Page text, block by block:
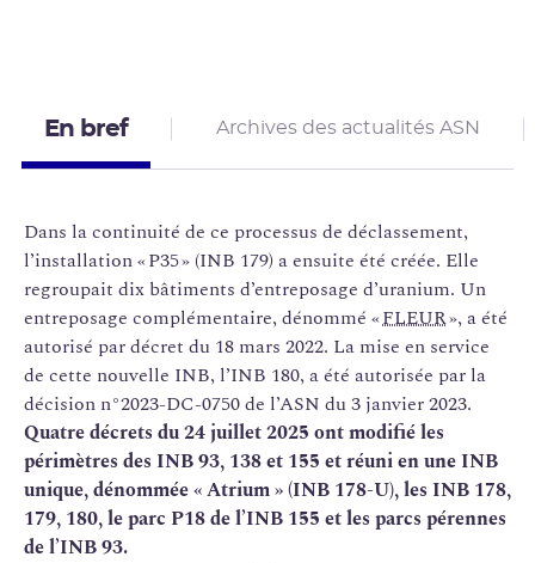
En bref Archives des actualités ASN
Dans la continuité de ce processus de déclassement,
l’installation « P35 » (INB 179) a ensuite été créée. Elle
regroupait dix bâtiments d’entreposage d’uranium. Un
entreposage complémentaire, dénommé «FLEUR», a été
autorisé par décret du 18 mars 2022. La mise en service
de cette nouvelle INB, l’INB 180, a été autorisée par la
décision n°2023-DC-0750 de l’ASN du 3 janvier 2023.
Quatre décrets du 24 juillet 2025 ont modifié les
périmètres des INB 93, 138 et 155 et réuni en une INB
unique, dénommée « Atrium » (INB 178-U), les INB 178,
179, 180, le parc P18 de l’INB 155 et les parcs pérennes
de l’INB 93.